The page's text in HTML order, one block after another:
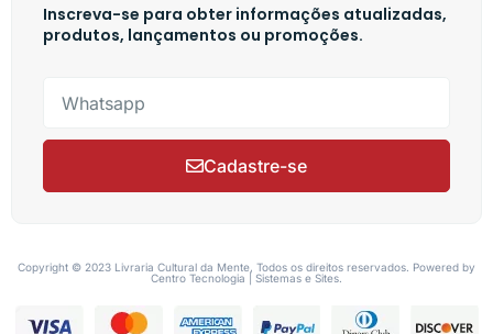
Inscreva-se para obter informações atualizadas,
produtos, lançamentos ou promoções.
Cadastre-se
Copyright © 2023 Livraria Cultural da Mente, Todos os direitos reservados. Powered by
Centro Tecnologia | Sistemas e Sites.